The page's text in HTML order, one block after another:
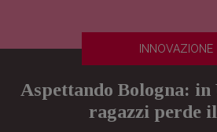
INNOVAZIONE
Aspettando Bologna: in
ragazzi perde